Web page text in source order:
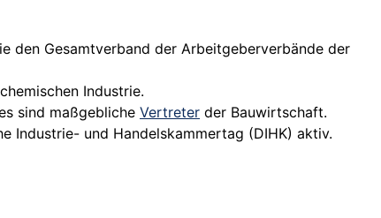
den Gesamtverband der Arbeitgeberverbände der
Industrie.
sind maßgebliche Vertreter der Bauwirtschaft.
Industrie- und Handelskammertag (DIHK) aktiv.